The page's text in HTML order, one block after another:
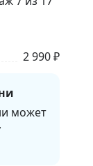
2 990 ₽
может